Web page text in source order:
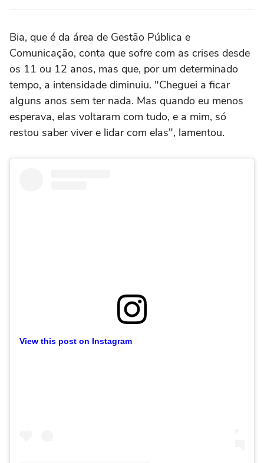
Bia, que é da área de Gestão Pública e
Comunicação, conta que sofre com as crises desde
os 11 ou 12 anos, mas que, por um determinado
tempo, a intensidade diminuiu. "Cheguei a ficar
alguns anos sem ter nada. Mas quando eu menos
esperava, elas voltaram com tudo, e a mim, só
restou saber viver e lidar com elas", lamentou.
View this post on Instagram